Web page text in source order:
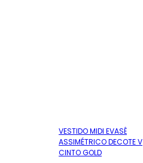
VESTIDO MIDI EVASÊ
ASSIMÉTRICO DECOTE V
CINTO GOLD